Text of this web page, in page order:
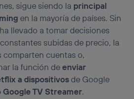
sigue siendo la principal
en la mayoría de países. Sin
llevado a tomar decisiones
subidas de precio, la
cuentas o,
la función deenviar
a dispositivosde Google
TV Streamer.